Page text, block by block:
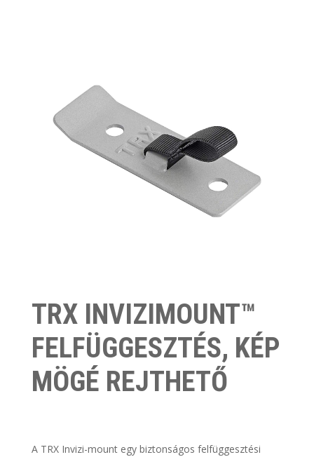
TRX INVIZIMOUNT™
FELFÜGGESZTÉS, KÉP
MÖGÉ REJTHETŐ
A TRX Invizi-mount egy biztonságos felfüggesztési